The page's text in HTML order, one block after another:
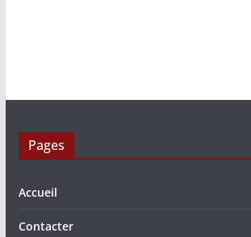
Pages
Accueil
Contacter